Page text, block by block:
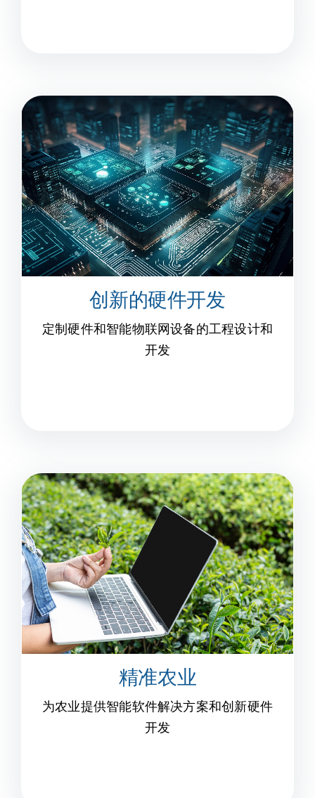
创新的硬件开发
定制硬件和智能物联网设备的工程设计和
开发
精准农业
为农业提供智能软件解决方案和创新硬件
开发